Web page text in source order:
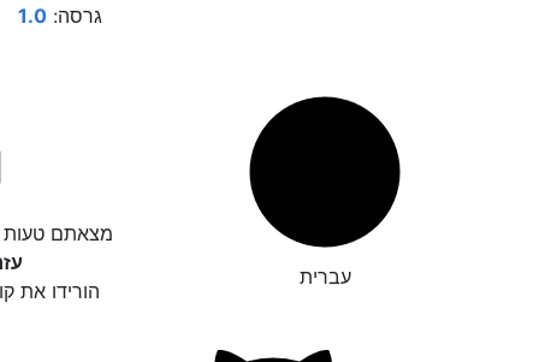
גרסה: 1.0
עברית
מצאתם טעות
הורידו את